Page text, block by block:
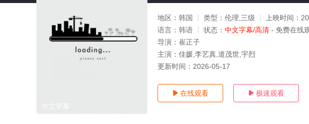
地区： 韩国 类型： 伦理,三级 上映时间：
语言： 韩语 状态： 中文字幕/高清 - 免费在线
导演： 崔正子
主演： 佳媛,李艺真,道茂世,宇烈
更新时间： 2026-05-17
 在线观看  极速观看